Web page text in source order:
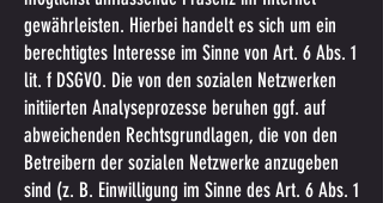
gewährleisten. Hierbei handelt es sich um ein
berechtigtes Interesse im Sinne von Art. 6 Abs. 1
lit. f DSGVO. Die von den sozialen Netzwerken
initiierten Analyseprozesse beruhen ggf. auf
abweichenden Rechtsgrundlagen, die von den
Betreibern der sozialen Netzwerke anzugeben
sind (z. B. Einwilligung im Sinne des Art. 6 Abs. 1